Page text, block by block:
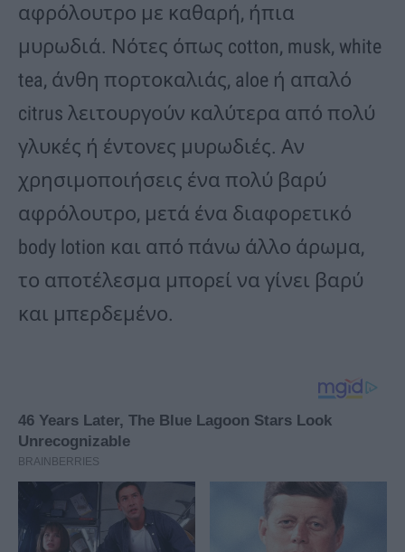
αφρόλουτρο με καθαρή, ήπια
μυρωδιά. Νότες όπως cotton, musk, white
tea, άνθη πορτοκαλιάς, aloe ή απαλό
citrus λειτουργούν καλύτερα από πολύ
γλυκές ή έντονες μυρωδιές. Αν
χρησιμοποιήσεις ένα πολύ βαρύ
αφρόλουτρο, μετά ένα διαφορετικό
body lotion και από πάνω άλλο άρωμα,
το αποτέλεσμα μπορεί να γίνει βαρύ
και μπερδεμένο.